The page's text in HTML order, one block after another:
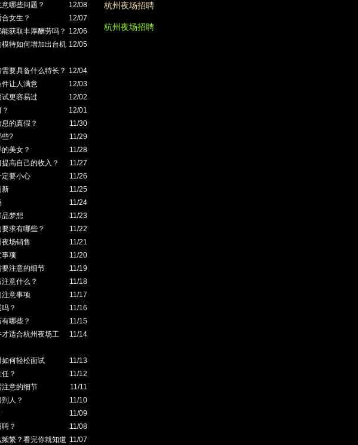
杭州夜场招聘
杭州夜场招聘
12/08
哪些问题？
12/07
女生？
12/06
获取丰厚酬劳吗？
12/05
特如何增加出台机
12/04
要具备什么特长？
12/03
让人满意
12/02
更容易过
12/01
11/30
的真假？
11/29
些?
11/28
美女？
11/27
高自己的收入？
11/26
定要小心
11/25
新
11/24
11/23
梦想
11/22
求有哪些？
11/21
场销售
11/20
事项
11/19
注意的细节
11/18
意什么？
11/17
注意事项
11/16
？
11/15
哪些？
11/14
适合杭州夜场工
11/13
何轻松面试
11/12
？
11/11
意的细节
11/10
人？
11/09
11/08
？
11/07
繁？看完你就知道